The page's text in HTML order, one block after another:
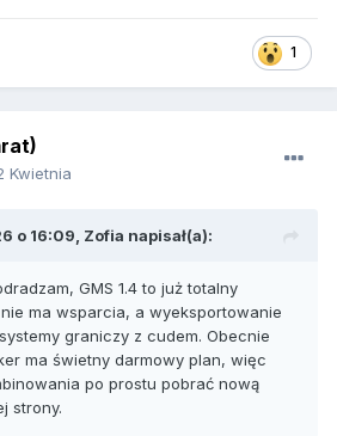
1
Kwietnia
o 16:09, Zofia napisał(a):
GMS 1.4 to już totalny
ma wsparcia, a wyeksportowanie
graniczy z cudem. Obecnie
ma świetny darmowy plan, więc
po prostu pobrać nową
strony.